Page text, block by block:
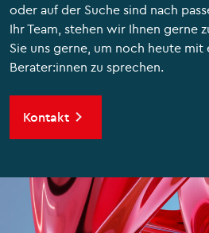
oder auf der Suche sind nach
Ihr Team, stehen wir Ihnen gerne
Sie uns gerne, um noch heute mit
Berater:innen zu sprechen.
Kontakt